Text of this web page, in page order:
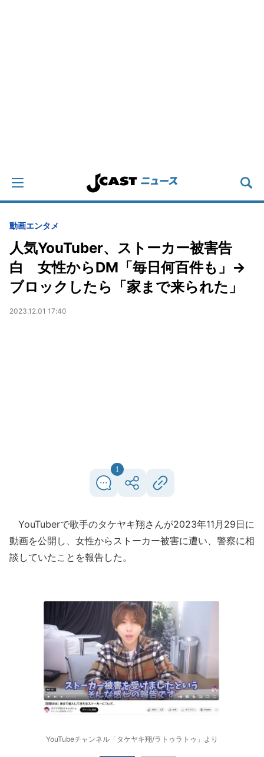
動画エンタメ
人気YouTuber、ストーカー被害告
白 女性からDM「毎日何百件も」→
ブロックしたら「家まで来られた」
2023.12.01 17:40
1
YouTuberで歌手のタケヤキ翔さんが2023年11月29日に
動画を公開し、女性からストーカー被害に遭い、警察に相
談していたことを報告した。
YouTubeチャンネル「タケヤキ翔/ラトゥラトゥ」より